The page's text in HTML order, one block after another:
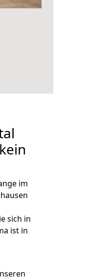
im
sich in
ist in